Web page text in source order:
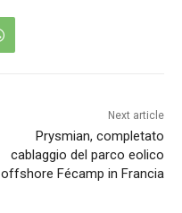
Next article
Prysmian, completato
cablaggio del parco eolico
offshore Fécamp in Francia